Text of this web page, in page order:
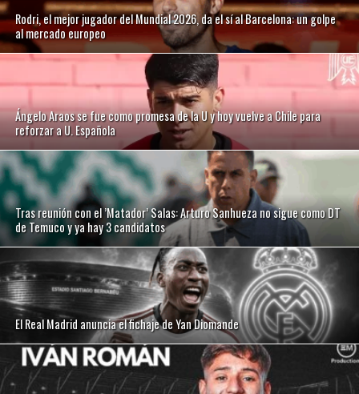
Rodri, el mejor jugador del Mundial 2026, da el sí al Barcelona: un golpe
al mercado europeo
Ángelo Araos se fue como promesa de la U y hoy vuelve a Chile para
reforzar a U. Española
Tras reunión con el ’Matador’ Salas: Arturo Sanhueza no sigue como DT
de Temuco y ya hay 3 candidatos
El Real Madrid anuncia el fichaje de Yan Diomande